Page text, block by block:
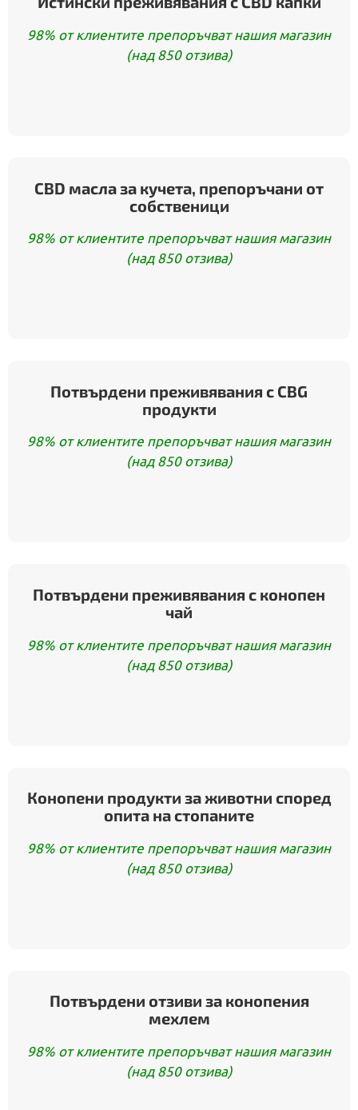
98% от клиентите препоръчват нашия магазин
(над 850 отзива)
CBD масла за кучета, препоръчани от
собственици
98% от клиентите препоръчват нашия магазин
(над 850 отзива)
Потвърдени преживявания с CBG
продукти
98% от клиентите препоръчват нашия магазин
(над 850 отзива)
Потвърдени преживявания с конопен
чай
98% от клиентите препоръчват нашия магазин
(над 850 отзива)
Конопени продукти за животни според
опита на стопаните
98% от клиентите препоръчват нашия магазин
(над 850 отзива)
Потвърдени отзиви за конопения
мехлем
98% от клиентите препоръчват нашия магазин
(над 850 отзива)